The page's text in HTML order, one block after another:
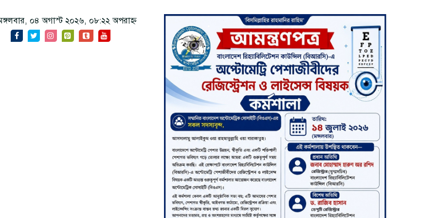
০৪ অগাস্ট ২০২৬, ০৮:২২ অপরাহ্ন